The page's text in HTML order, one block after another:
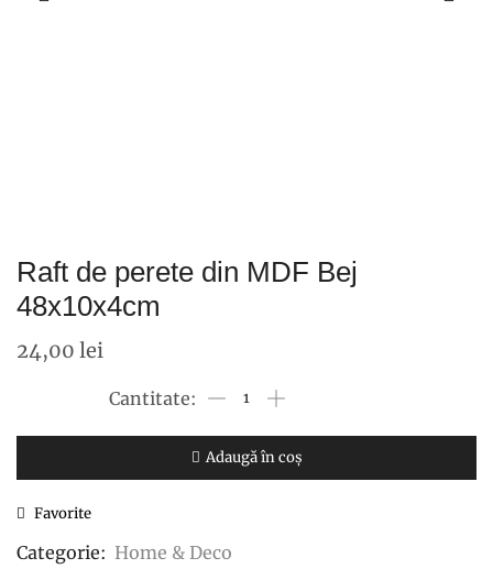
Raft de perete din MDF Bej
48x10x4cm
24,00 lei
Cantitate
de
perete
MDF
Adaugă în coș
Favorite
Categorie: Home & Deco